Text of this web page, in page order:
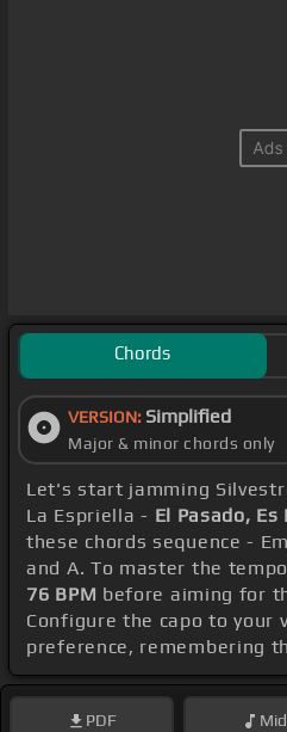
Chords
VERSION: Simplified
Major & minor chords only
Let's start jamming
La Espriella - El Pasado,
these chords sequence -
and A. To master the
76 BPM before aiming for
Configure the capo to your
preference, remembering
PDF